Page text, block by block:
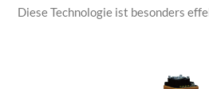
Diese Technologie ist besonders